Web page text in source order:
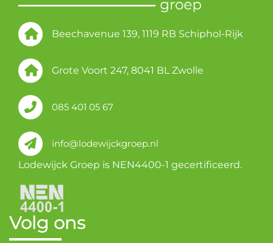
Beechavenue 139, 1119 RB Schiphol-Rijk
Grote Voort 247, 8041 BL Zwolle
085 401 05 67
info@lodewijckgroep.nl
Lodewijck Groep is NEN4400-1 gecertificeerd.
Volg ons